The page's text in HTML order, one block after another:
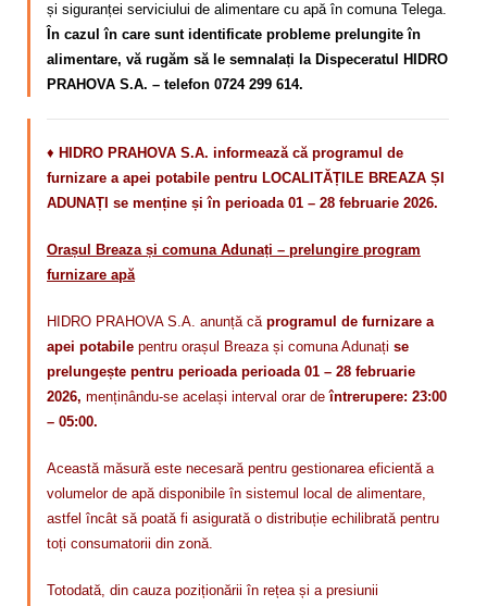
și siguranței serviciului de alimentare cu apă în comuna Telega.
În cazul în care sunt identificate probleme prelungite în
alimentare, vă rugăm să le semnalați la Dispeceratul HIDRO
PRAHOVA S.A. – telefon 0724 299 614.
♦ HIDRO PRAHOVA S.A. informează că programul de
furnizare a apei potabile pentru LOCALITĂȚILE BREAZA ȘI
ADUNAȚI se menține și în perioada 01 – 28 februarie 2026.
Orașul Breaza și comuna Adunați – prelungire program
furnizare apă
HIDRO PRAHOVA S.A. anunță că programul de furnizare a
apei potabile pentru orașul Breaza și comuna Adunați se
prelungește pentru perioada perioada 01 – 28 februarie
2026, menținându-se același interval orar deîntrerupere: 23:00
– 05:00.
Această măsură este necesară pentru gestionarea eficientă a
volumelor de apă disponibile în sistemul local de alimentare,
astfel încât să poată fi asigurată o distribuție echilibrată pentru
toți consumatorii din zonă.
Totodată, din cauza poziționării în rețea și a presiunii